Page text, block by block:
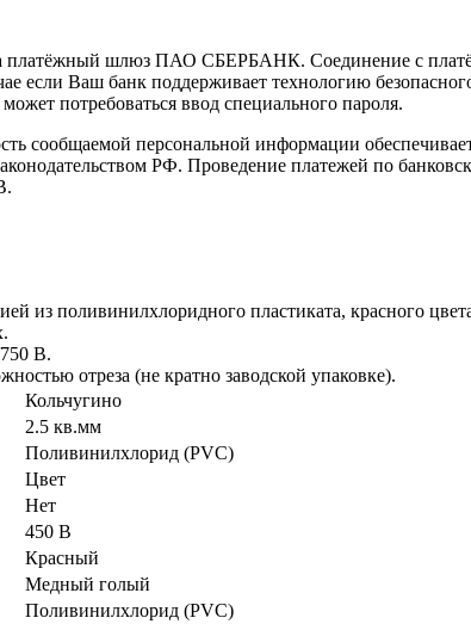
платёжный шлюз ПАО СБЕРБАНК. Соединение с
Ваш банк поддерживает технологию
потребоваться ввод специального пароля.
сообщаемой персональной информации
РФ. Проведение платежей по
из поливинилхлоридного пластиката, красного
В.
отреза (не кратно заводской упаковке).
Кольчугино
2.5 кв.мм
Поливинилхлорид (PVC)
Цвет
Нет
450 В
Красный
Медный голый
Поливинилхлорид (PVC)